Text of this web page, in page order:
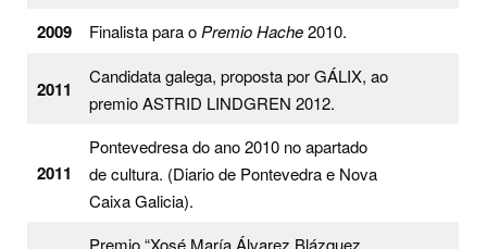
2009 Finalista para o Premio Hache2010.
2011
Candidata galega, proposta por GÁLIX, ao
premio ASTRID LINDGREN 2012.
2011
Pontevedresa do ano 2010 no apartado
de cultura. (Diario de Pontevedra e Nova
Caixa Galicia).
Premio “Xosé María Álvarez Blázquez.